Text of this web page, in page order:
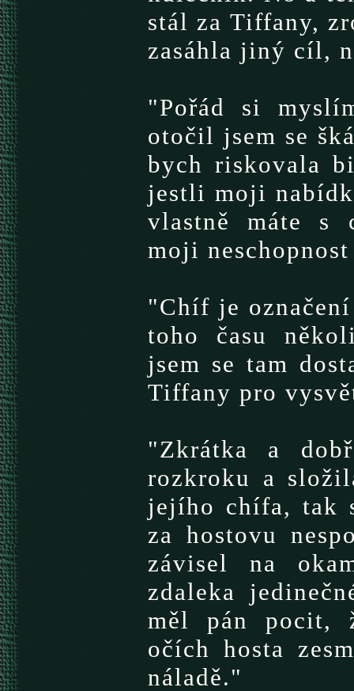
stál za Tiffany,
zasáhla jiný cíl,
"Pořád si
otočil jsem se
bych riskovala
jestli moji
vlastně máte s
moji
"Chíf je
toho času
jsem se tam
Tiffany pro
"Zkrátka a
rozkroku a
jejího chífa, tak
za hostovu
závisel na
zdaleka
měl pán pocit,
očích hosta
náladě."